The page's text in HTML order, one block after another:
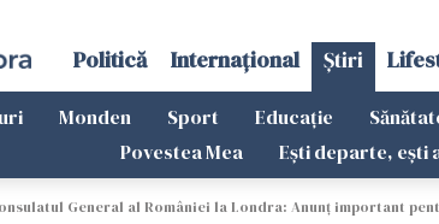
Politică Internațional Știri
Monden Sport Educație
Povestea Mea
Ești departe, ești
General al României la Londra: Anunț important